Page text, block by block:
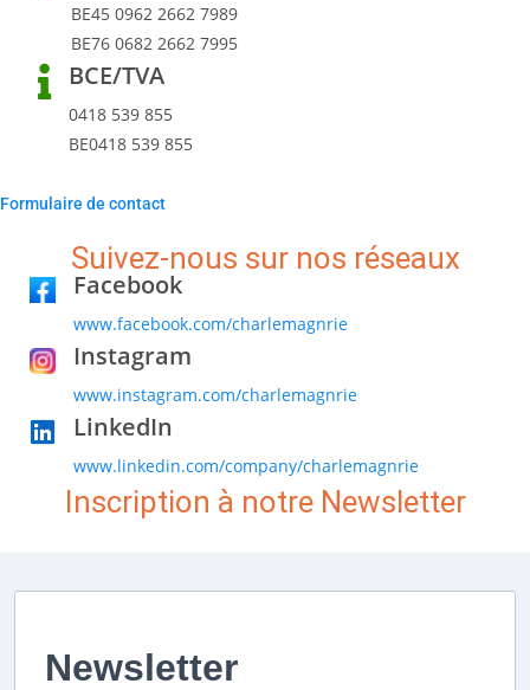
BE45 0962 2662 7989
BE76 0682 2662 7995
BCE/TVA
0418 539 855
BE0418 539 855
Formulaire de contact
Suivez-nous sur nos réseaux
Facebook
www.facebook.com/charlemagnrie
Instagram
www.instagram.com/charlemagnrie
LinkedIn
www.linkedin.com/company/charlemagnrie
Inscription à notre Newsletter
Newsletter